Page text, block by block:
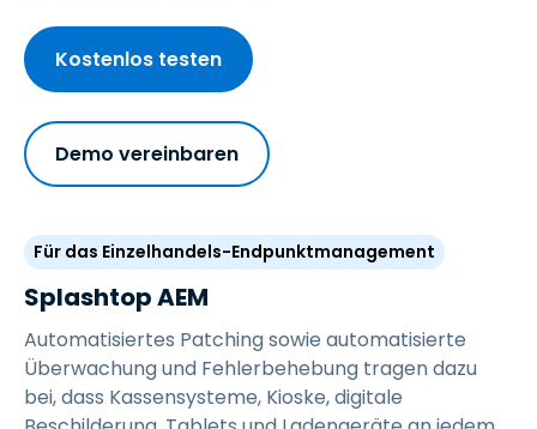
Kostenlos testen
Demo vereinbaren
Für das Einzelhandels-Endpunktmanagement
Splashtop AEM
Automatisiertes Patching sowie automatisierte
Überwachung und Fehlerbehebung tragen dazu
bei, dass Kassensysteme, Kioske, digitale